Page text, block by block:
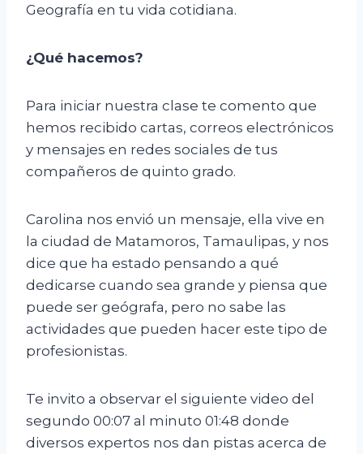
Geografía en tu vida cotidiana.
¿Qué hacemos?
Para iniciar nuestra clase te comento que
hemos recibido cartas, correos electrónicos
y mensajes en redes sociales de tus
compañeros de quinto grado.
Carolina nos envió un mensaje, ella vive en
la ciudad de Matamoros, Tamaulipas, y nos
dice que ha estado pensando a qué
dedicarse cuando sea grande y piensa que
puede ser geógrafa, pero no sabe las
actividades que pueden hacer este tipo de
profesionistas.
Te invito a observar el siguiente video del
segundo 00:07 al minuto 01:48 donde
diversos expertos nos dan pistas acerca de